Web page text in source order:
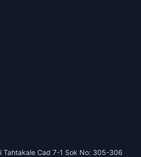
Tahtakale Cad 7-1 Sok No: 305-306